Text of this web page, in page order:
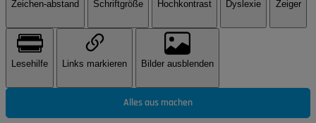
Zeichen-abstand Schriftgröße Hochkontrast Dyslexie Zeiger
Lesehilfe Links markieren Bilder ausblenden
Alles aus machen